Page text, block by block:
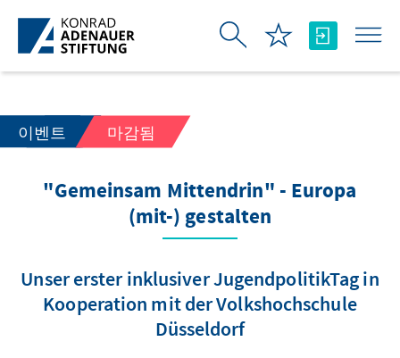
Skip to Main Content
이벤트 마감됨
"Gemeinsam Mittendrin" - Europa
(mit-) gestalten
Unser erster inklusiver JugendpolitikTag in
Kooperation mit der Volkshochschule
Düsseldorf